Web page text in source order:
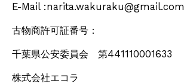
E-Mail :narita.wakuraku@gmail.com
古物商許可証番号：
千葉県公安委員会 第441110001633
株式会社エコラ